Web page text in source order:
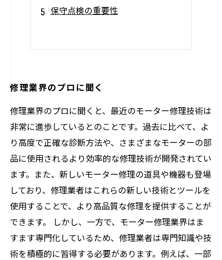
保守点検の重要性
修理業界のプロに聞く
修理業界のプロに聞くと、最近のモーター修理技術は
非常に進歩しているとのことです。過去に比べて、よ
り高度で正確な診断方法や、さまざまなモーターの部
品に使用されるより効率的な修理技術が開発されてい
ます。また、新しいモーター修理の道具や機器も登場
しており、修理業者はこれらの新しい技術とツールを
使用することで、より高品質な修理を提供することが
できます。 しかし、一方で、モーター修理業界はま
すます専門化しているため、修理業者は専門知識や技
術を積極的に習得する必要があります。例えば、一部